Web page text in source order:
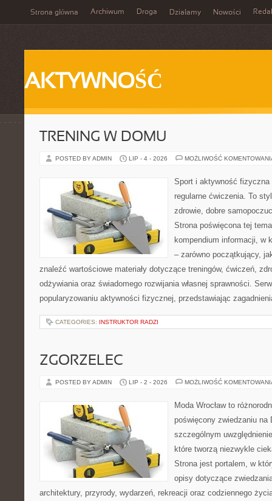
Strona główna Archiwum Droga Działamy Nowości
AKTYWNOŚĆ
TRENING W DOMU
POSTED BY ADMIN LIP - 4 - 2026 MOŻLIWOŚĆ
Sport i aktywność
regularne ćwiczenia. To
zdrowie, dobre
Strona poświęcona tej
kompendium informacji, w
– zarówno początkujący,
znaleźć wartościowe materiały dotyczące treningów, ćwiczeń,
odżywiania oraz świadomego rozwijania własnej sprawności.
popularyzowaniu aktywności fizycznej, przedstawiając
CATEGORIES: INSTRUKTOR RADZI
ZGORZELEC
POSTED BY ADMIN LIP - 2 - 2026 MOŻLIWOŚĆ
Moda Wrocław to
poświęcony zwiedzaniu na
szczególnym
które tworzą niezwykle
Strona jest portalem, w
opisy dotyczące
architektury, przyrody, wydarzeń, rekreacji oraz codziennego